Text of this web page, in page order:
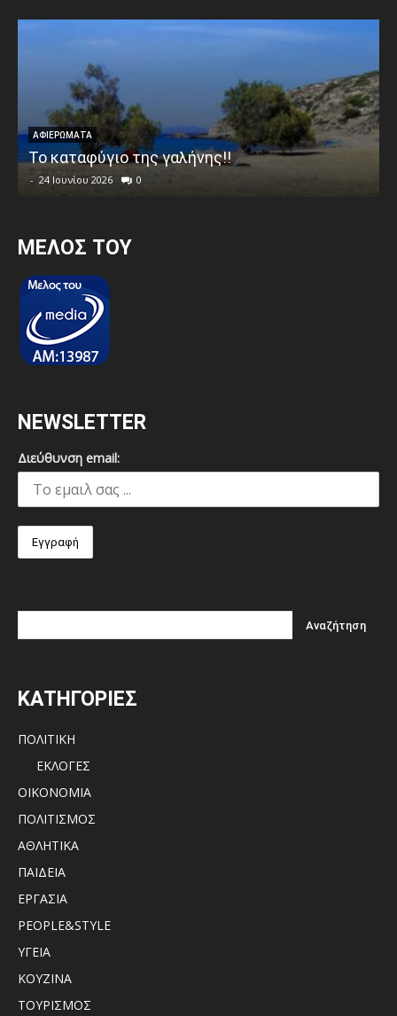
ΑΦΙΕΡΩΜΑΤΑ
Το καταφύγιο της γαλήνης!!
- 24 Ιουνίου 2026 0
MEΛΟΣ ΤΟΥ
NEWSLETTER
Διεύθυνση email:
ΚΑΤΗΓΟΡΙΕΣ
ΠΟΛΙΤΙΚΗ
ΕΚΛΟΓΕΣ
ΟΙΚΟΝΟΜΙΑ
ΠΟΛΙΤΙΣΜΟΣ
ΑΘΛΗΤΙΚΑ
ΠΑΙΔΕΙΑ
ΕΡΓΑΣΙΑ
PEOPLE&STYLE
ΥΓΕΙΑ
ΚΟΥΖΙΝΑ
ΤΟΥΡΙΣΜΟΣ